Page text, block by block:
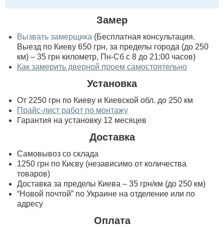
Замер
Вызвать замерщика (Бесплатная консультация.
Выезд по Киеву 650 грн, за пределы города (до 250
км) – 35 грн километр, Пн-Сб с 8 до 21:00 часов)
Как замерить дверной проем самостоятельно
Установка
От 2250 грн по Киеву и Киевской обл. до 250 км
Прайс-лист работ по монтажу
Гарантия на установку 12 месяцев
Доставка
Самовывоз со склада
1250 грн по Києву (независимо от количества
товаров)
Доставка за пределы Киева – 35 грн/км (до 250 км)
“Новой почтой” по Украине на отделение или по
адресу
Оплата